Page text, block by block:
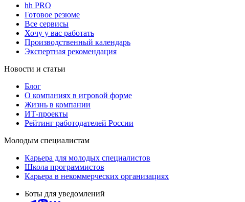
hh PRO
Готовое резюме
Все сервисы
Хочу у вас работать
Производственный календарь
Экспертная рекомендация
Новости и статьи
Блог
О компаниях в игровой форме
Жизнь в компании
ИТ-проекты
Рейтинг работодателей России
Молодым специалистам
Карьера для молодых специалистов
Школа программистов
Карьера в некоммерческих организациях
Боты для уведомлений